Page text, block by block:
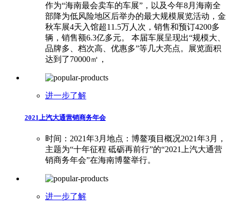
作为“海南最会卖车的车展”，以及今年8月海南全
部降为低风险地区后举办的最大规模展览活动，金
秋车展4天入馆超11.5万人次，销售和预订4200多
辆，销售额6.3亿多元。 本届车展呈现出“规模大、
品牌多、档次高、优惠多”等几大亮点。展览面积
达到了70000㎡，
进一步了解
2021上汽大通营销商务年会
时间：2021年3月地点：博鳌项目概况2021年3月，
主题为“十年征程 砥砺再前行”的“2021上汽大通营
销商务年会”在海南博鳌举行。
进一步了解